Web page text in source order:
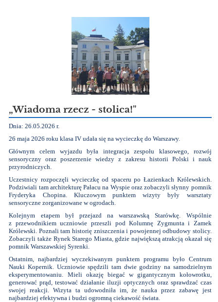
„Wiadoma rzecz - stolica!"
Dnia: 26.05.2026 r.
26 maja 2026 roku klasa IV udała się na wycieczkę do Warszawy.
Głównym celem wyjazdu była integracja zespołu klasowego, rozwój
sensoryczny oraz poszerzenie wiedzy z zakresu historii Polski i nauk
przyrodniczych.
Uczestnicy rozpoczęli wycieczkę od spaceru po Łazienkach Królewskich.
Podziwiali tam architekturę Pałacu na Wyspie oraz zobaczyli słynny pomnik
Fryderyka Chopina. Kluczowym punktem wizyty były warsztaty
sensoryczne zorganizowane w ogrodach.
Kolejnym etapem był przejazd na warszawską Starówkę. Wspólnie
z przewodnikiem uczniowie przeszli pod Kolumnę Zygmunta i Zamek
Królewski. Poznali tam historię zniszczenia i powojennej odbudowy stolicy.
Zobaczyli także Rynek Starego Miasta, gdzie największą atrakcją okazał się
pomnik Warszawskiej Syrenki.
Ostatnim, najbardziej wyczekiwanym punktem programu było Centrum
Nauki Kopernik. Uczniowie spędzili tam dwie godziny na samodzielnym
eksperymentowaniu. Mieli okazję biegać w gigantycznym kołowrotku,
generować prąd, testować działanie iluzji optycznych oraz sprawdzać czas
swojej reakcji. Wizyta ta udowodniła im, że nauka przez zabawę jest
najbardziej efektywna i budzi ogromną ciekawość świata.